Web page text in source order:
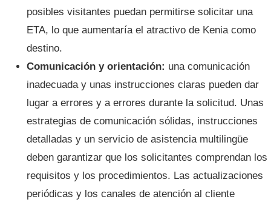
posibles visitantes puedan permitirse solicitar una
ETA, lo que aumentaría el atractivo de Kenia como
destino.
Comunicación y orientación: una comunicación
inadecuada y unas instrucciones claras pueden dar
lugar a errores y a errores durante la solicitud. Unas
estrategias de comunicación sólidas, instrucciones
detalladas y un servicio de asistencia multilingüe
deben garantizar que los solicitantes comprendan los
requisitos y los procedimientos. Las actualizaciones
periódicas y los canales de atención al cliente